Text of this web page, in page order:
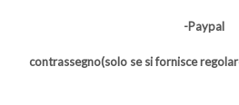
-Paypal
contrassegno(solo se si fornisce